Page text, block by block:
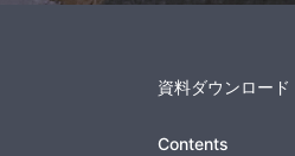
資料ダウンロード
Contents